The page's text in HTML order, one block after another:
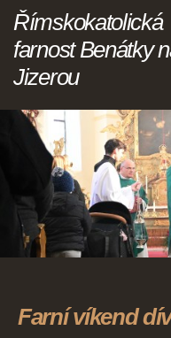
Římskokatolická
farnost Benátky
Jizerou
Farní víkend